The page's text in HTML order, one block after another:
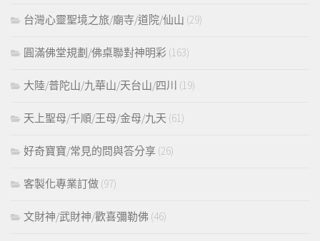
台灣心靈聖境之旅/廟寺/道院/仙山 (29)
圓滿佛堂規劃/佛桌聯對神明彩 (163)
大陸/普陀山/九華山/天台山/四川 (19)
天上聖母/千順/王母/金母/九天 (61)
好奇寶寶/常見的問與答分享 (26)
客製化專業訂做 (97)
文財神/武財神/歡喜彌勒佛 (46)